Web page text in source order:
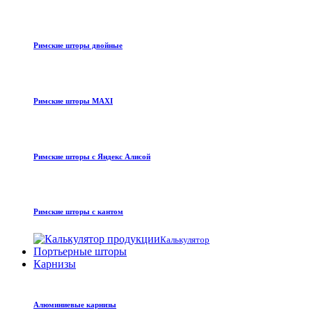
Римские шторы двойные
Римские шторы MAXI
Римские шторы с Яндекс Алисой
Римские шторы с кантом
Калькулятор
Портьерные шторы
Карнизы
Алюминиевые карнизы